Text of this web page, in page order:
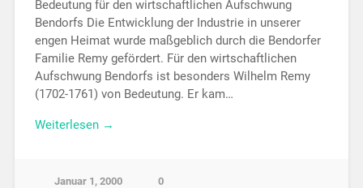
Bedeutung für den wirtschaftlichen Aufschwung
Bendorfs Die Entwicklung der Industrie in unserer
engen Heimat wurde maßgeblich durch die Bendorfer
Familie Remy gefördert. Für den wirtschaftlichen
Aufschwung Bendorfs ist besonders Wilhelm Remy
(1702-1761) von Bedeutung. Er kam…
Weiterlesen →
Januar 1, 2000 0